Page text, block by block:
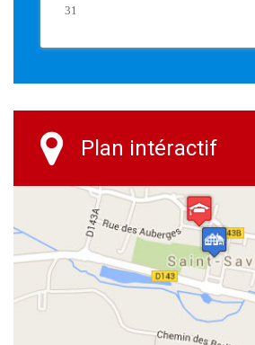
31
Plan intéractif